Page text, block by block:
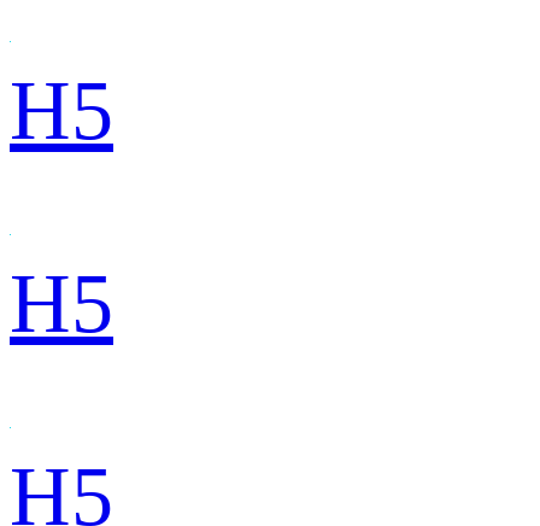
H5
H5
H5